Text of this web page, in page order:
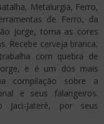
Metalurgia, Ferro,
de Ferro, da
Jorge, toma as cores
Recebe cerveja branca,
com quebra de
e é um dos mais
compilação sobre a
e seus falangeiros.
Jaterê, por seus